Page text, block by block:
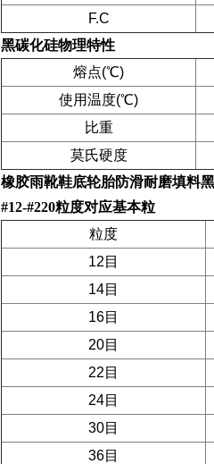
F.C
黑碳化硅物理特性
熔点(℃)
使用温度(℃)
比重
莫氏硬度
橡胶雨靴鞋底轮胎防滑耐磨填料
#12-#220粒度对应基本粒
粒度
12目
14目
16目
20目
22目
24目
30目
36目